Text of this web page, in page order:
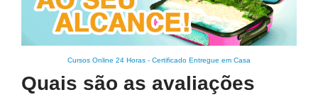
Cursos Online 24 Horas - Certificado Entregue em Casa
Quais são as avaliações